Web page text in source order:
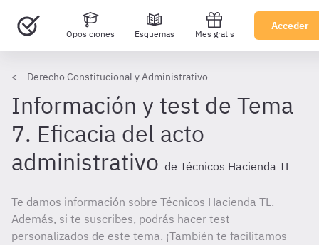
Oposiciones Esquemas Mes gratis
Acceder
Derecho Constitucional y Administrativo
Información y test de Tema
7. Eficacia del acto
administrativo de Técnicos Hacienda TL
Te damos información sobre Técnicos Hacienda TL.
Además, si te suscribes, podrás hacer test
personalizados de este tema. ¡También te facilitamos